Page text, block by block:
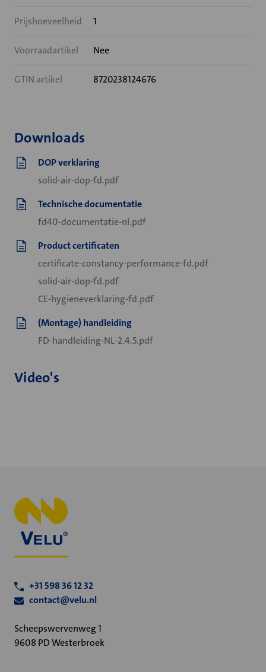
Prijshoeveelheid 1
Voorraadartikel Nee
GTIN artikel 8720238124676
Downloads
DOP verklaring
solid-air-dop-fd.pdf
Technische documentatie
fd40-documentatie-nl.pdf
Product certificaten
certificate-constancy-performance-fd.pdf
solid-air-dop-fd.pdf
CE-hygieneverklaring-fd.pdf
(Montage) handleiding
FD-handleiding-NL-2.4.5.pdf
Video's
+31 598 36 12 32
contact@velu.nl
Scheepswervenweg 1
9608 PD Westerbroek